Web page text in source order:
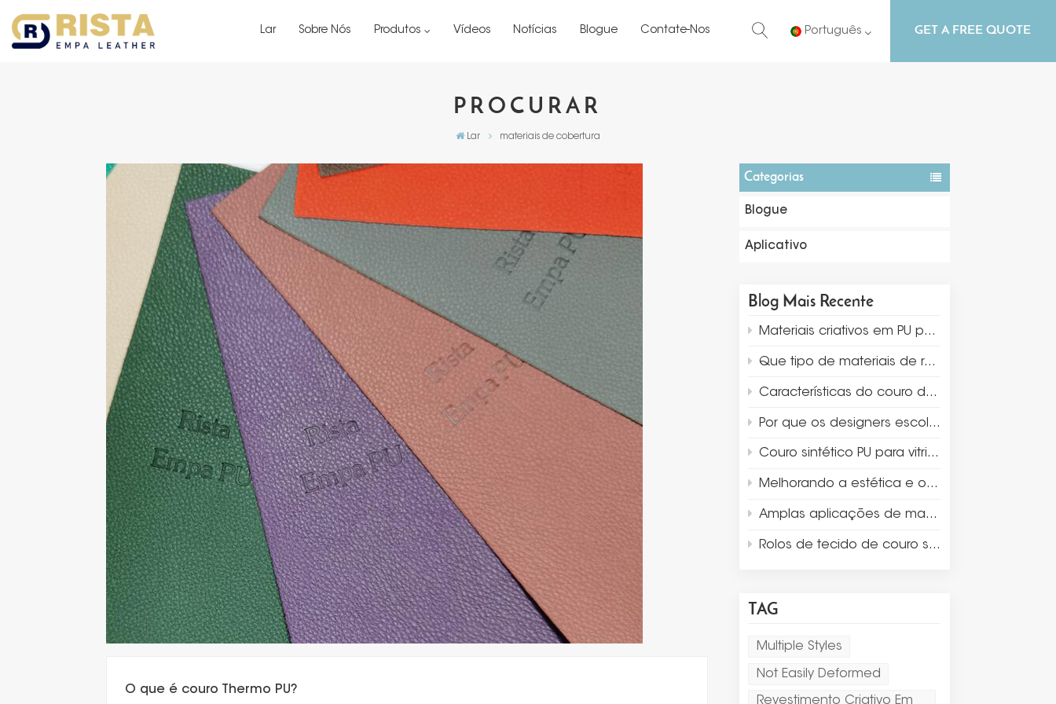
Lar Sobre Nós Produtos Vídeos Notícias Blogue Contate-Nos Português
Español
Português
GET A FREE QUOTE
PROCURAR
Lar materiais de cobertura
Categorias
Blogue
Aplicativo
Blog Mais Recente
Materiais criativos em PU para exibição e embalagem de joias
Que tipo de materiais de revestimento são adequados para embalagens de luxo e para a exposição de joias?
Características do couro de camurça de microfibra
Por que os designers escolhem a microfibra de camurça para a exibição e embalagem de joias de luxo?
Couro sintético PU para vitrines de caixas de joias
Melhorando a estética e o design do produto com couro Thermo PU
Amplas aplicações de materiais de couro sintético
Rolos de tecido de couro sintético de dupla face para jogo americano
TAG
Multiple Styles
Not Easily Deformed
Revestimento Criativo Em
O que é couro Thermo PU?